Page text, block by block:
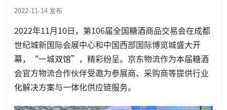
2022-11-14 发布
2022年11月10日，第106届全国糖酒商品交易会在成都
世纪城新国际会展中心和中国西部国际博览城盛大开
幕，“一城双馆”，精彩纷呈。京东物流作为本届糖酒
会官方物流合作伙伴受邀为参展商、采购商等提供行业
化解决方案与一体化供应链服务。